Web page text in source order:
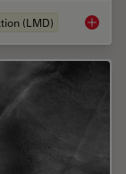
(LMD) How a